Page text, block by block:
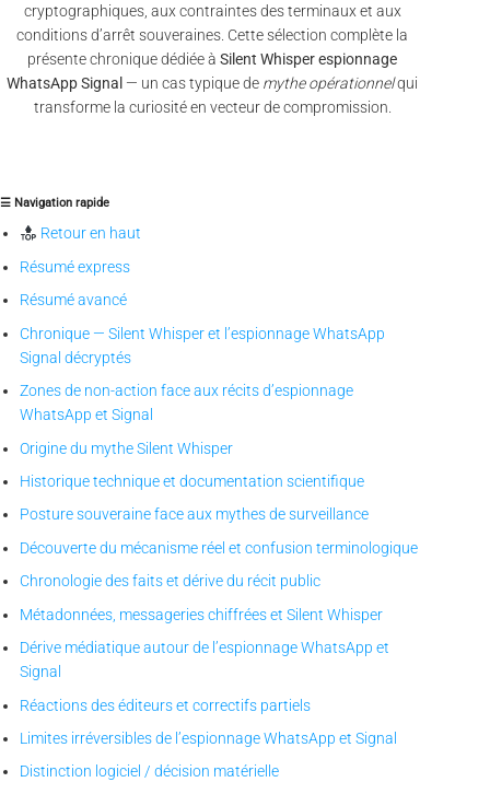
cryptographiques, aux contraintes des terminaux et aux
conditions d’arrêt souveraines. Cette sélection complète la
présente chronique dédiée à Silent Whisper espionnage
WhatsApp Signal — un cas typique de mythe opérationnelqui
transforme la curiosité en vecteur de compromission.
☰ Navigation rapide
Retour en haut
Résumé express
Résumé avancé
Chronique — Silent Whisper et l’espionnage WhatsApp
Signal décryptés
Zones de non-action face aux récits d’espionnage
WhatsApp et Signal
Origine du mythe Silent Whisper
Historique technique et documentation scientifique
Posture souveraine face aux mythes de surveillance
Découverte du mécanisme réel et confusion terminologique
Chronologie des faits et dérive du récit public
Métadonnées, messageries chiffrées et Silent Whisper
Dérive médiatique autour de l’espionnage WhatsApp et
Signal
Réactions des éditeurs et correctifs partiels
Limites irréversibles de l’espionnage WhatsApp et Signal
Distinction logiciel / décision matérielle